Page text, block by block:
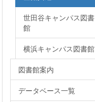
世田谷キャンパス図書
館
横浜キャンパス図書館
図書館案内
データベース一覧